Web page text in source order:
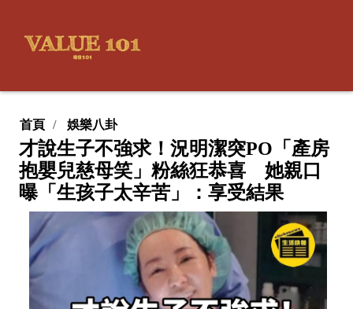
首頁 娛樂八卦
才說生子不強求！況明潔突PO「產房
抱嬰兒慈母笑」粉絲狂恭喜 她親口
曝「生孩子太辛苦」：享受結果